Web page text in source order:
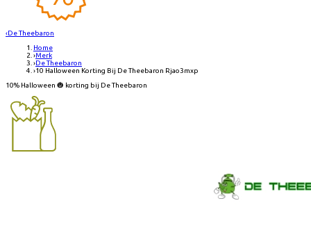
‹De Theebaron
Home
›Merk
›De Theebaron
›10 Halloween Korting Bij De Theebaron Rjao3mxp
10% Halloween 🎃 korting bij De Theebaron